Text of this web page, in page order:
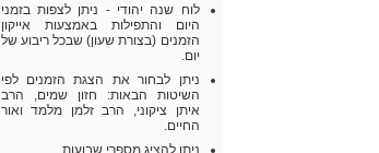
לוח שנה יהודי - ניתן לצפות בזמני
היום והתפילות באמצעות אייקון
הזמנים (בצורת שעון) שבכל ריבוע של
יום.
ניתן לבחור את הצגת הזמנים לפי
השיטות הבאות: חזון שמים, הרב
איתן ציקוני, הרב זלמן מלמד ואור
החיים.
ניתן להציג מספרי שבועות